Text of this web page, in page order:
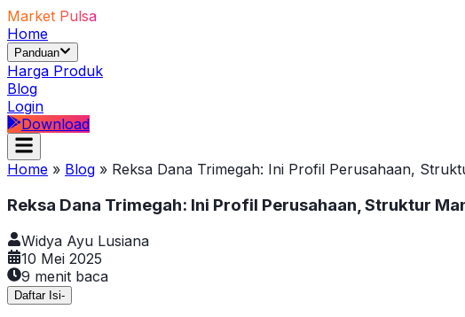
Market Pulsa
Home
Panduan
Harga Produk
Blog
Login
Download
Home » Blog » Reksa Dana Trimegah: Ini Profil Perusahaan,
Reksa Dana Trimegah: Ini Profil Perusahaan, Struktur
Widya Ayu Lusiana
10 Mei 2025
9 menit baca
Daftar Isi-